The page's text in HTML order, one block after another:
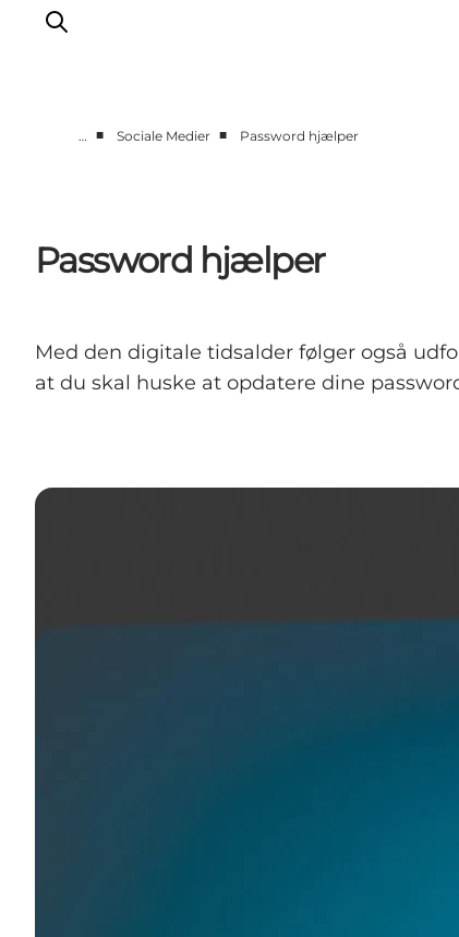
Om den digitale værktøjskasse
Mere viden
… ■ Sociale Medier ■ Password hjælper
Password hjælper
Med den digitale tidsalder følger også
at du skal huske at opdatere dine